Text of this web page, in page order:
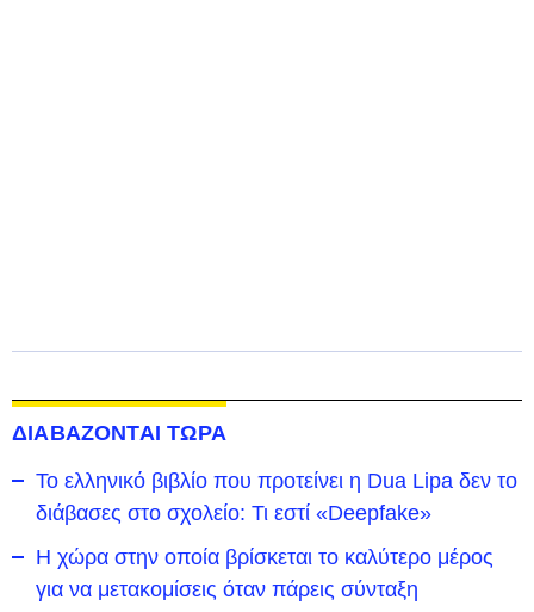
ΔΙΑΒΑΖΟΝΤΑΙ ΤΩΡΑ
Το ελληνικό βιβλίο που προτείνει η Dua Lipa δεν το
διάβασες στο σχολείο: Τι εστί «Deepfake»
Η χώρα στην οποία βρίσκεται το καλύτερο μέρος
για να μετακομίσεις όταν πάρεις σύνταξη